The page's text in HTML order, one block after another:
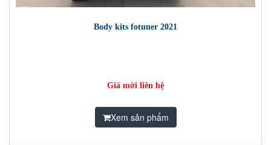
Body kits fotuner 2021
Giá mời liên hệ
Xem sản phẩm